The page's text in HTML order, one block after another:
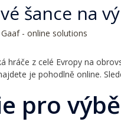
šance na
Gaaf - online solutions
hráče z celé Evropy na
je pohodlně online.
pro